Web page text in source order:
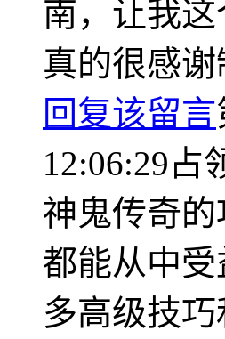
南，让我
真的很感
回复该留言
12:06:29占
神鬼传奇
都能从中
多高级技